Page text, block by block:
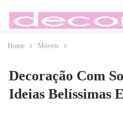
Home Móveis
Decoração Com
Ideias Belíssimas